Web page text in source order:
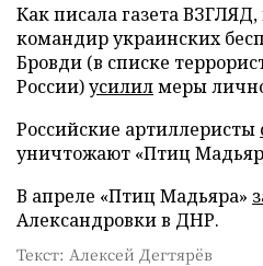
Как писала газета
командир украинских
Бровди (в списке
России)усилилмеры
Российские артиллеристы
уничтожают «Птиц
В апреле «Птиц Мадьяра»
Александровки в ДНР.
Текст: Алексей Дегтярёв